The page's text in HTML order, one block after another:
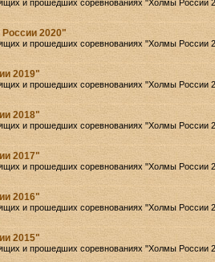
и прошедших соревнованиях "Холмы России
2020"
и прошедших соревнованиях "Холмы России
2019"
и прошедших соревнованиях "Холмы России
2018"
и прошедших соревнованиях "Холмы России
2017"
и прошедших соревнованиях "Холмы России
2016"
и прошедших соревнованиях "Холмы России
2015"
и прошедших соревнованиях "Холмы России